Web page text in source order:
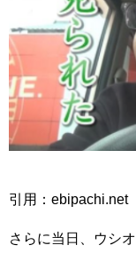
引用：ebipachi.net
さらに当日、ウシ